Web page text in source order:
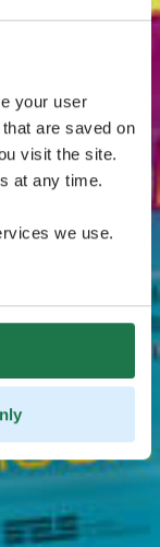
your user
are saved on
visit the site.
at any time.
we use.